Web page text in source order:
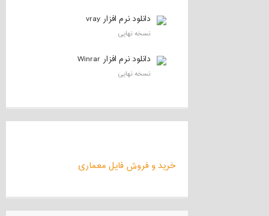
دانلود نرم افزار vray
نسخه نهایی
دانلود نرم افزار Winrar
نسخه نهایی
خرید و فروش فایل معماری